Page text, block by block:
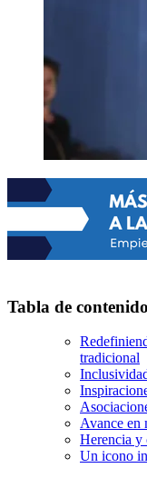
Tabla de contenido
tradicional
Avance en
Herencia y
Un icono